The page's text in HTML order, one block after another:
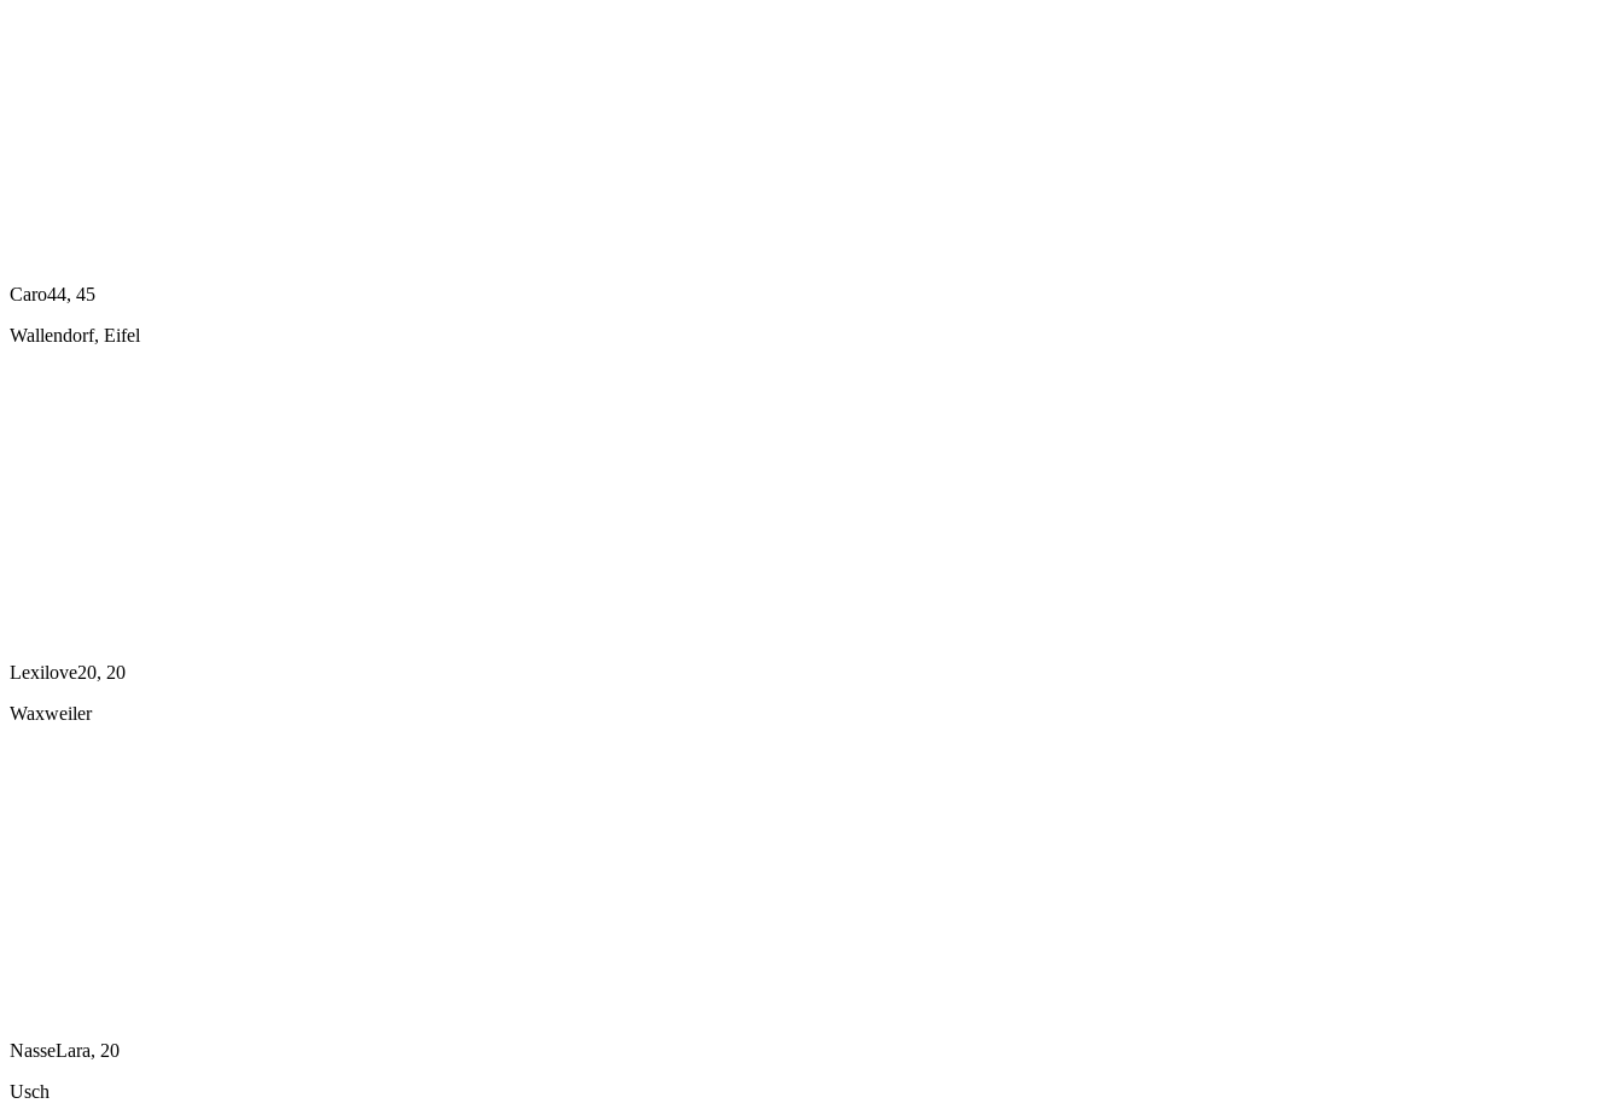
Caro44, 45
Wallendorf, Eifel
Lexilove20, 20
Waxweiler
NasseLara, 20
Usch